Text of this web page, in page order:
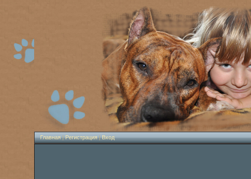
Главная|Регистрация|Вход